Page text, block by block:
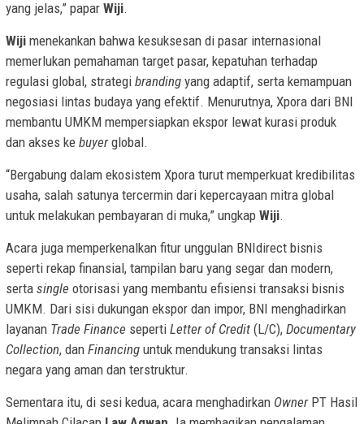
yang jelas,” papar Wiji.
Wiji menekankan bahwa kesuksesan di pasar internasional
memerlukan pemahaman target pasar, kepatuhan terhadap
regulasi global, strategi branding yang adaptif, serta kemampuan
negosiasi lintas budaya yang efektif. Menurutnya, Xpora dari BNI
membantu UMKM mempersiapkan ekspor lewat kurasi produk
dan akses ke buyerglobal.
“Bergabung dalam ekosistem Xpora turut memperkuat kredibilitas
usaha, salah satunya tercermin dari kepercayaan mitra global
untuk melakukan pembayaran di muka,” ungkap Wiji.
Acara juga memperkenalkan fitur unggulan BNIdirect bisnis
seperti rekap finansial, tampilan baru yang segar dan modern,
serta single otorisasi yang membantu efisiensi transaksi bisnis
UMKM. Dari sisi dukungan ekspor dan impor, BNI menghadirkan
layanan Trade Finance seperti Letter of Credit (L/C), Documentary
Collection, dan Financing untuk mendukung transaksi lintas
negara yang aman dan terstruktur.
Sementara itu, di sesi kedua, acara menghadirkan OwnerPT Hasil